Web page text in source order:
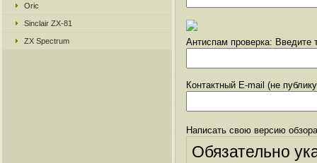
Oric
Sinclair ZX-81
ZX Spectrum Антиспам проверка: Введите
Контактный E-mail (не
Написать свою версию
Обязательно